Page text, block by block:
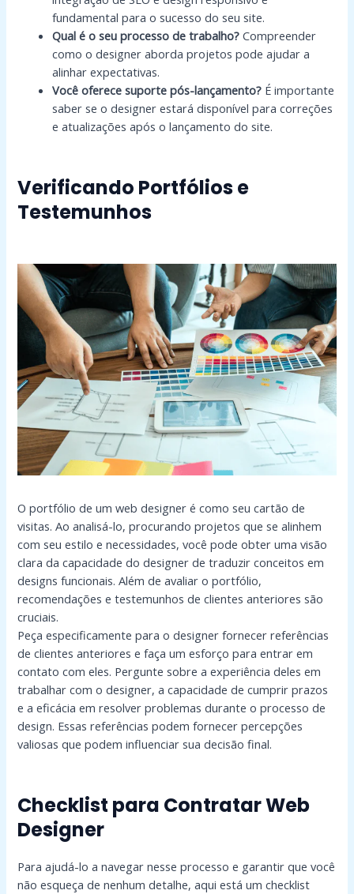
fundamental para o sucesso do seu site.
Qual é o seu processo de trabalho? Compreender
como o designer aborda projetos pode ajudar a
alinhar expectativas.
Você oferece suporte pós-lançamento? É importante
saber se o designer estará disponível para correções
e atualizações após o lançamento do site.
Verificando Portfólios e
Testemunhos
O portfólio de um web designer é como seu cartão de
visitas. Ao analisá-lo, procurando projetos que se alinhem
com seu estilo e necessidades, você pode obter uma visão
clara da capacidade do designer de traduzir conceitos em
designs funcionais. Além de avaliar o portfólio,
recomendações e testemunhos de clientes anteriores são
cruciais.
Peça especificamente para o designer fornecer referências
de clientes anteriores e faça um esforço para entrar em
contato com eles. Pergunte sobre a experiência deles em
trabalhar com o designer, a capacidade de cumprir prazos
e a eficácia em resolver problemas durante o processo de
design. Essas referências podem fornecer percepções
valiosas que podem influenciar sua decisão final.
Checklist para Contratar Web
Designer
Para ajudá-lo a navegar nesse processo e garantir que você
não esqueça de nenhum detalhe, aqui está um checklist